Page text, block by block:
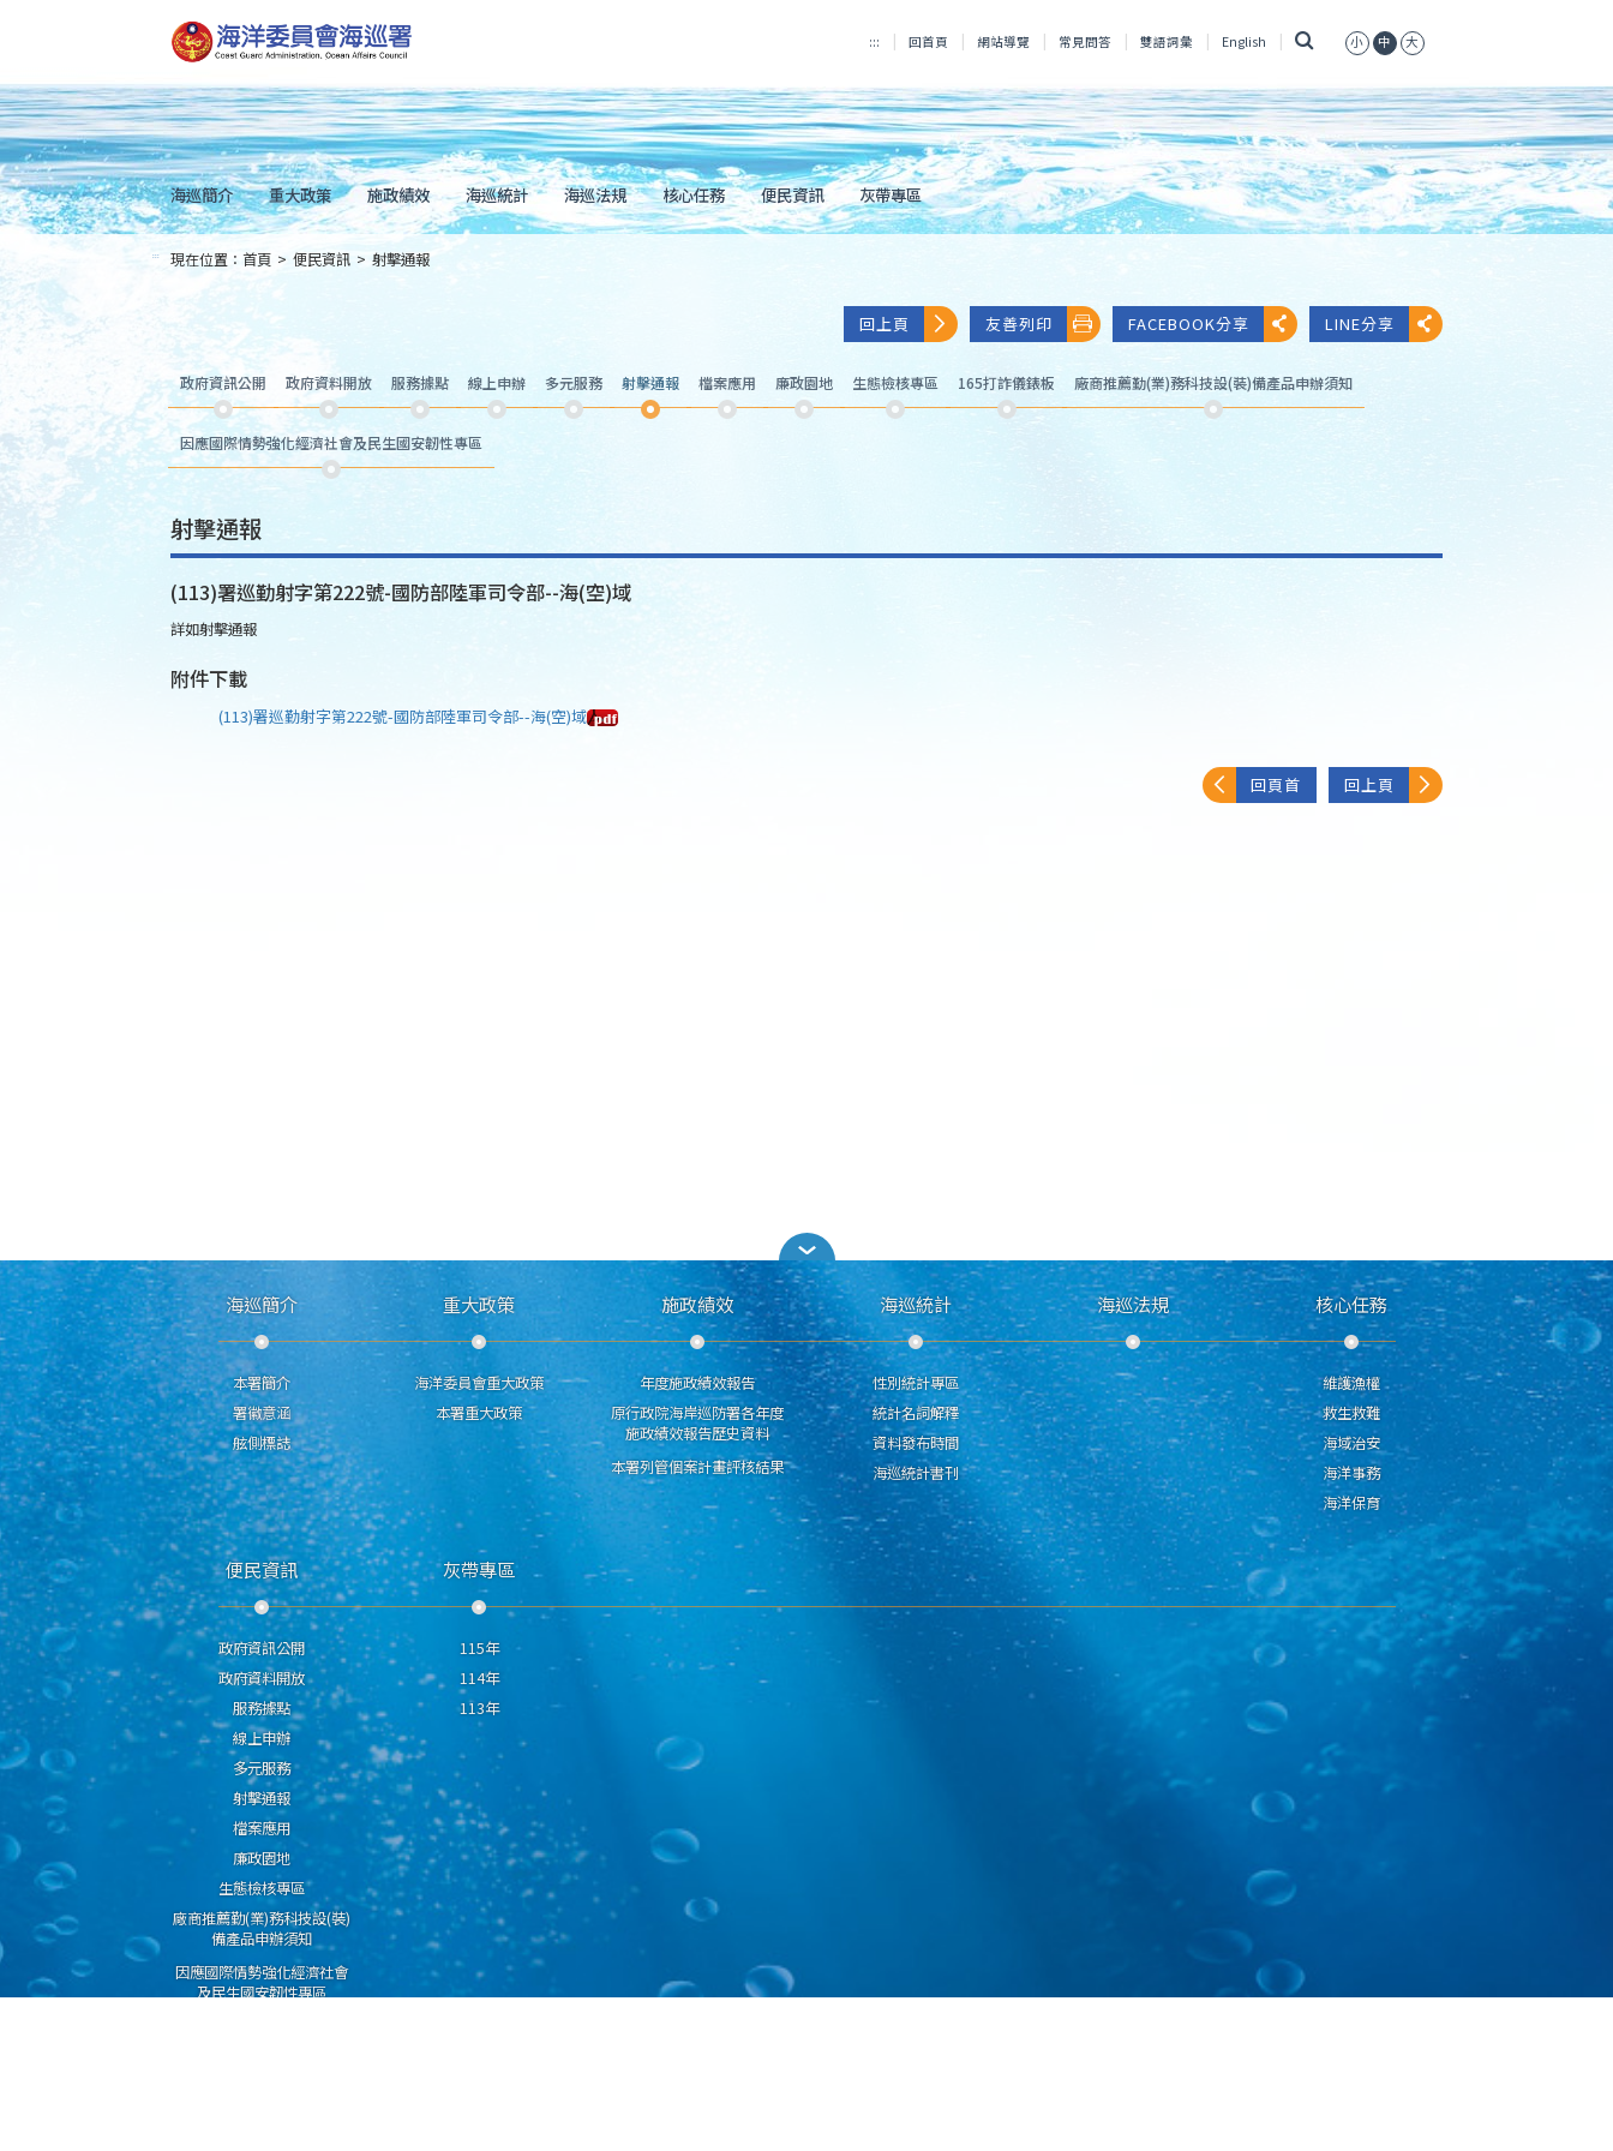
到
主
內
容
Skip
to
main
content
::: 回首頁 網站導覽 常見問答 雙語詞彙 English 小 中 大
海巡簡介 重大政策 施政績效 海巡統計 海巡法規 核心任務 便民資訊 灰帶專區
::: 現在位置： 首頁 > 便民資訊 > 射擊通報
回上頁 友善列印 FACEBOOK分享 LINE分享
政府資訊公開 政府資料開放 服務據點 線上申辦 多元服務 射擊通報 檔案應用 廉政園地 生態檢核專區 165打詐儀錶板 廠商推薦勤(業)務科技設(裝)備產品申辦須知
因應國際情勢強化經濟社會及民生國安韌性專區
射擊通報
(113)署巡勤射字第222號-國防部陸軍司令部--海(空)域
詳如射擊通報
附件下載
(113)署巡勤射字第222號-國防部陸軍司令部--海(空)域
回頁首 回上頁
海巡簡介
本署簡介
署徽意涵
舷側標誌
重大政策
海洋委員會重大政策
本署重大政策
施政績效
年度施政績效報告
原行政院海岸巡防署各年度
施政績效報告歷史資料
本署列管個案計畫評核結果
海巡統計
性別統計專區
統計名詞解釋
資料發布時間
海巡統計書刊
海巡法規 核心任務
維護漁權
救生救難
海域治安
海洋事務
海洋保育
便民資訊
政府資訊公開
政府資料開放
服務據點
線上申辦
多元服務
射擊通報
檔案應用
廉政園地
生態檢核專區
廠商推薦勤(業)務科技設(裝)
備產品申辦須知
因應國際情勢強化經濟社會
及民生國安韌性專區
灰帶專區
115年
114年
113年